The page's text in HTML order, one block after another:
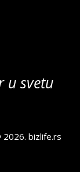
u svetu
2026.bizlife.rs